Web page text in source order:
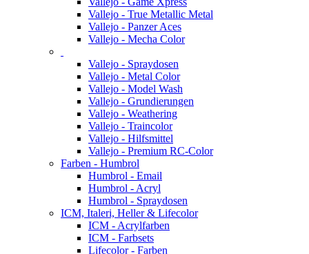
Vallejo - True Metallic Metal
Vallejo - Panzer Aces
Vallejo - Mecha Color
Vallejo - Spraydosen
Vallejo - Metal Color
Vallejo - Model Wash
Vallejo - Grundierungen
Vallejo - Weathering
Vallejo - Traincolor
Vallejo - Hilfsmittel
Vallejo - Premium RC-Color
Farben - Humbrol
Humbrol - Email
Humbrol - Acryl
Humbrol - Spraydosen
ICM, Italeri, Heller & Lifecolor
ICM - Acrylfarben
ICM - Farbsets
Lifecolor - Farben